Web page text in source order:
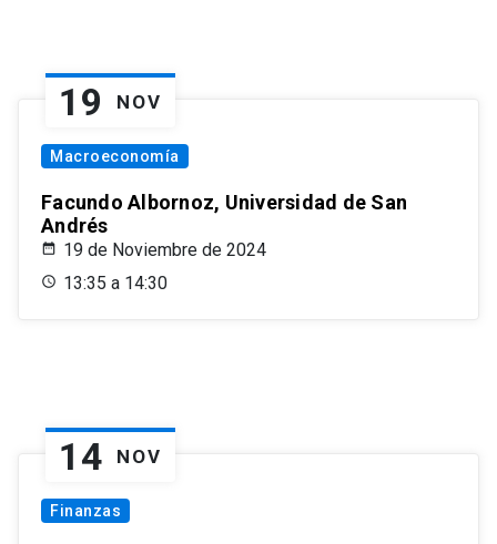
19 NOV
Macroeconomía
Facundo Albornoz, Universidad de San
Andrés
19 de Noviembre de 2024
13:35 a 14:30
14 NOV
Finanzas